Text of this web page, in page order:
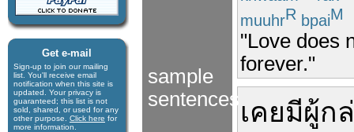
Get e-mail
Sign-up to join our mail­ing
list. You'll receive e­mail
notification when this site is
updated. Your privacy is
guaran­teed; this list is not
sold, shared, or used for any
other purpose. Click here for
more infor­mation.
sample
sentences
muuhrR bpaiM
"Love does
forever."
เคยมีผู้ก